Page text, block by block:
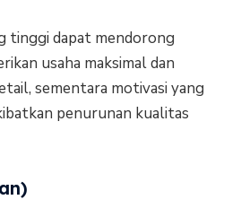
tinggi dapat mendorong
usaha maksimal dan
sementara motivasi yang
penurunan kualitas